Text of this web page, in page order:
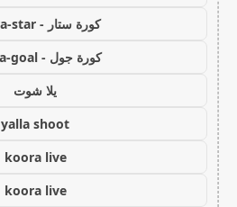
كورة ستار - koora-star
كورة جول - koora-goal
يلا شوت
yalla shoot
koora live
koora live